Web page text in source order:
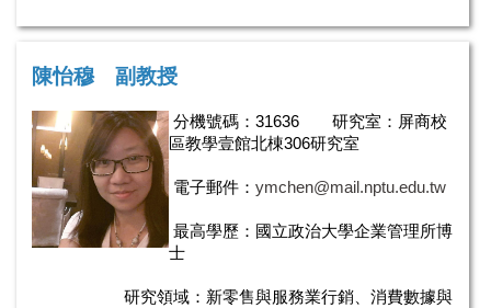
陳怡穆 副教授
分機號碼：31636 研究室：屏商校
區教學壹館北棟306研究室
電子郵件： ymchen@mail.nptu.edu.tw
最高學歷：國立政治大學企業管理所博
士
研究領域：新零售與服務業行銷、消費數據與